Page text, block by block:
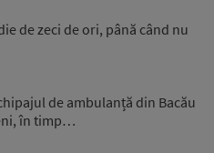
de zeci de ori, până când nu
de ambulanță din Bacău
în timp…